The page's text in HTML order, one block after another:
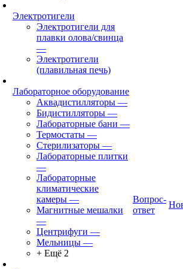
Электротигели
Электротигели для
плавки олова/свинца
—
Электротигели
(плавильная печь)
Лабораторное оборудование
Аквадистилляторы —
Бидистилляторы —
Лабораторные бани —
Термостаты —
Стерилизаторы —
Лабораторные плитки
—
Лабораторные
климатические
камеры —
Магнитные мешалки
—
Центрифуги —
Мельницы —
+ Ещё 2
Вопрос-
ответ